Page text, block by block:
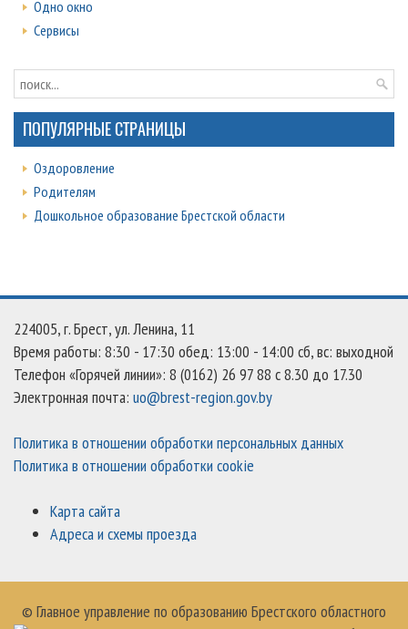
Одно окно
Сервисы
ПОПУЛЯРНЫЕ СТРАНИЦЫ
Оздоровление
Родителям
Дошкольное образование Брестской области
224005, г. Брест, ул. Ленина, 11
Время работы: 8:30 - 17:30 обед: 13:00 - 14:00 сб, вс: выходной
Телефон «Горячей линии»: 8 (0162) 26 97 88 с 8.30 до 17.30
Электронная почта: uo@brest-region.gov.by
Политика в отношении обработки персональных данных
Политика в отношении обработки cookie
Карта сайта
Адреса и схемы проезда
© Главное управление по образованию Брестского областного